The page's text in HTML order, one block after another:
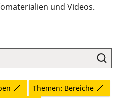
und Videos.
Themen: Bereiche